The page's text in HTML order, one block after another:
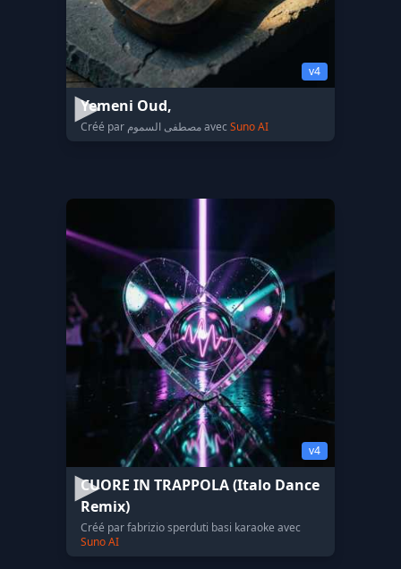
v4
Yemeni Oud,
Créé par مصطفى السموم avec Suno AI
v4
CUORE IN TRAPPOLA (Italo Dance
Remix)
Créé par fabrizio sperduti basi karaoke avec
Suno AI